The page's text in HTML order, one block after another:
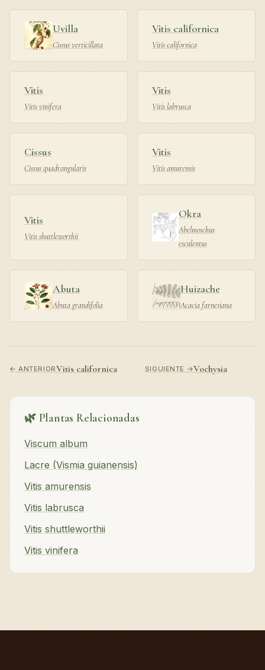
Uvilla
Cissus verticillata
Vitis californica
Vitis californica
Vitis
Vitis vinifera
Vitis
Vitis labrusca
Cissus
Cissus quadrangularis
Vitis
Vitis amurensis
Vitis
Vitis shuttleworthii
Okra
Abelmoschus
esculentus
Abuta
Abuta grandifolia
Huizache
Acacia farnesiana
← ANTERIORVitis californica SIGUIENTE →Vochysia
🌿 Plantas Relacionadas
Viscum album
Lacre (Vismia guianensis)
Vitis amurensis
Vitis labrusca
Vitis shuttleworthii
Vitis vinifera